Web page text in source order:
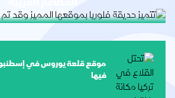
موقع قلعة يوروس في
فيها